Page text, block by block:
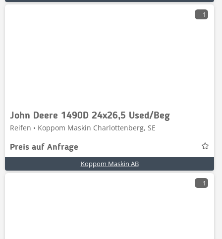
1
John Deere 1490D 24x26,5 Used/Beg
Reifen • Koppom Maskin Charlottenberg, SE
Preis auf Anfrage
Koppom Maskin AB
1